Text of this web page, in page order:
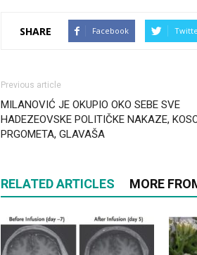
SHARE Facebook
Previous article
MILANOVIĆ JE OKUPIO OKO SEBE SVE
HADEZEOVSKE POLITIČKE NAKAZE,
PRGOMETA, GLAVAŠA
RELATED ARTICLES MORE